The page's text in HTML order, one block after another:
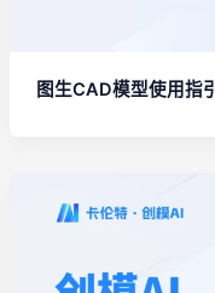
图生CAD模型使用指引